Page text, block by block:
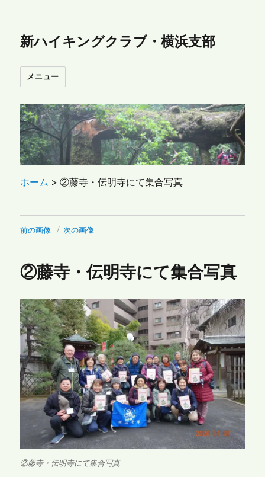
新ハイキングクラブ・横浜支部
メニュー
ホーム >②藤寺・伝明寺にて集合写真
前の画像 次の画像
②藤寺・伝明寺にて集合写真
②藤寺・伝明寺にて集合写真